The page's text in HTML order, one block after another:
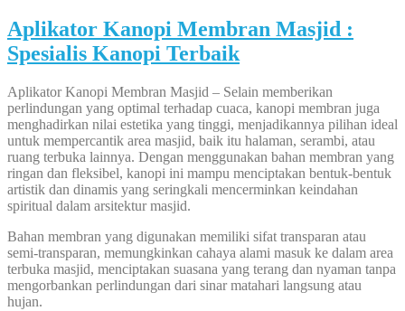
Aplikator Kanopi Membran Masjid :
Spesialis Kanopi Terbaik
Aplikator Kanopi Membran Masjid – Selain memberikan
perlindungan yang optimal terhadap cuaca, kanopi membran juga
menghadirkan nilai estetika yang tinggi, menjadikannya pilihan ideal
untuk mempercantik area masjid, baik itu halaman, serambi, atau
ruang terbuka lainnya. Dengan menggunakan bahan membran yang
ringan dan fleksibel, kanopi ini mampu menciptakan bentuk-bentuk
artistik dan dinamis yang seringkali mencerminkan keindahan
spiritual dalam arsitektur masjid.
Bahan membran yang digunakan memiliki sifat transparan atau
semi-transparan, memungkinkan cahaya alami masuk ke dalam area
terbuka masjid, menciptakan suasana yang terang dan nyaman tanpa
mengorbankan perlindungan dari sinar matahari langsung atau
hujan.